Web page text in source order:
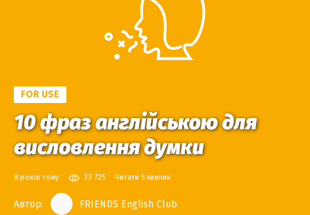
FOR USE
10 фраз англійською для
висловлення думки
8 років тому 23 725 Читати 5 хвилин
Автор: FRIENDS English Club